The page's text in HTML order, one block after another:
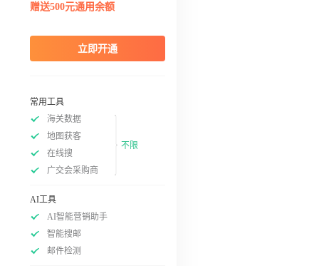
赠送500元通用余额
立即开通
常用工具
海关数据
地图获客
在线搜
广交会采购商
不限
AI工具
AI智能营销助手
智能搜邮
邮件检测